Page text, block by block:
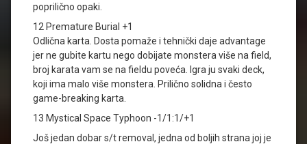
poprilično opaki.
12 Premature Burial +1
Odlična karta. Dosta pomaže i tehnički daje advantage
jer ne gubite kartu nego dobijate monstera više na field,
broj karata vam se na fieldu poveća. Igra ju svaki deck,
koji ima malo više monstera. Prilično solidna i često
game-breaking karta.
13 Mystical Space Typhoon -1/1:1/+1
Još jedan dobar s/t removal, jedna od boljih strana joj je